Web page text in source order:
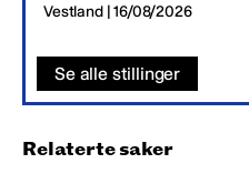
Vestland | 16/08/2026
Se alle stillinger
Relaterte saker